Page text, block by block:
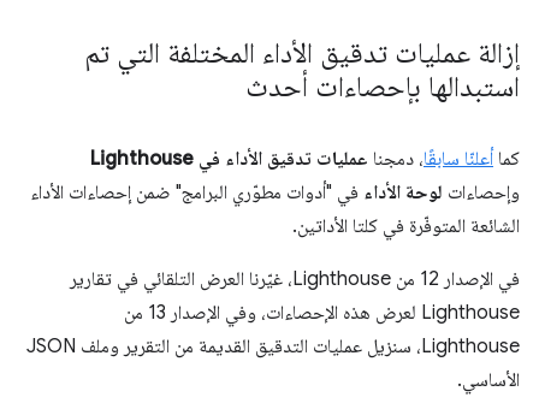
إزالة عمليات تدقيق الأداء المختلفة التي تم
استبدالها بإحصاءات أحدث
كما أعلنّا سابقًا، دمجنا عمليات تدقيق الأداء في Lighthouse
وإحصاءات لوحة الأداء في "أدوات مطوّري البرامج" ضمن إحصاءات الأداء
الشائعة المتوفّرة في كلتا الأداتين.
في الإصدار 12 من Lighthouse، غيّرنا العرض التلقائي في تقارير
Lighthouse لعرض هذه الإحصاءات، وفي الإصدار 13 من
Lighthouse، سنزيل عمليات التدقيق القديمة من التقرير وملف JSON
الأساسي.